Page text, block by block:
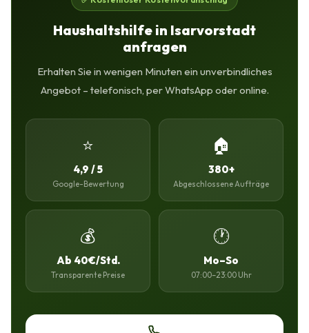
Haushaltshilfe in Isarvorstadt
anfragen
Erhalten Sie in wenigen Minuten ein unverbindliches
Angebot – telefonisch, per WhatsApp oder online.
⭐
4,9 / 5
Google-Bewertung
🏠
380+
Abgeschlossene Aufträge
💰
Ab 40€/Std.
Transparente Preise
🕐
Mo–So
07:00–23:00 Uhr